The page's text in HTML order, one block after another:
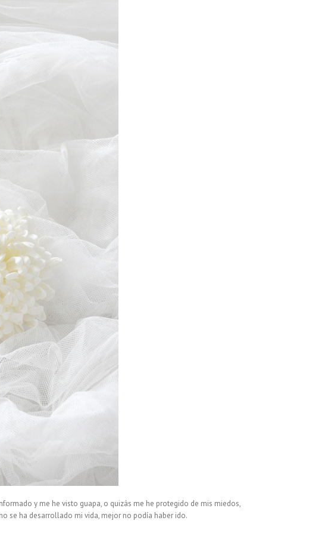
y me he visto guapa, o quizás me he protegido de mis miedos,
se ha desarrollado mi vida, mejor no podía haber ido.